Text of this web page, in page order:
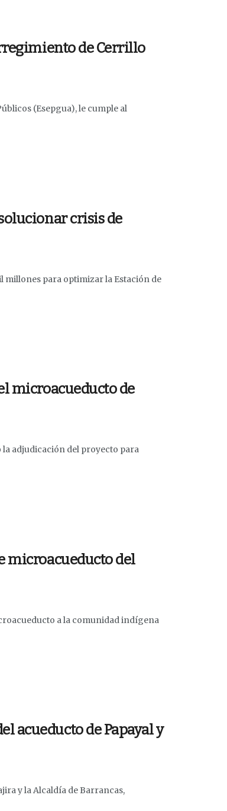
de Cerrillo
(Esepgua), le cumple al
crisis de
millones para optimizar la Estación de
microacueducto de
la adjudicación del proyecto para
microacueducto del
a la comunidad indígena
acueducto de Papayal y
y la Alcaldía de Barrancas,